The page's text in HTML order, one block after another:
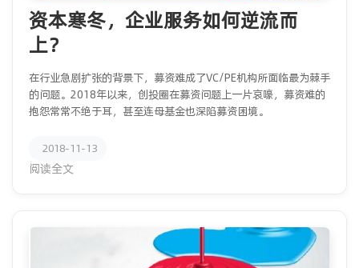
资本寒冬，企业服务如何逆流而
上？
在行业急剧扩张的背景下，募资难成了VC/PE机构所面临最为棘手
的问题。2018年以来，创投圈在募资问题上一片哀嚎，募资难的
抱怨常常不绝于耳，甚至连母基金也深陷募资困境。
2018-11-13
阅读全文